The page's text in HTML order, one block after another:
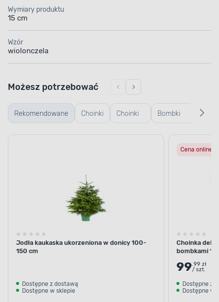
Wymiary produktu
15 cm
Wzór
wiolonczela
Rekomendowane Choinki
żywe
Choinki
sztuczne
Bombki
plastikowe
Możesz potrzebować
Jodła kaukaska ukorzeniona w donicy 100-
150 cm
Dostępne z dostawą
Dostępne w sklepie
Cena online
Choinka
bombkami
99.99 zł
/ szt.
Dostępne z
Dostępne w